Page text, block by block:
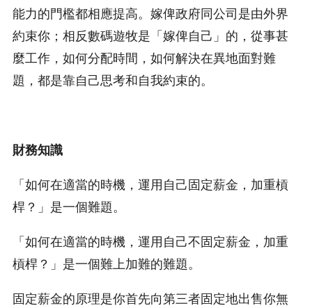
能力的門檻都相應提高。嫁俾政府同公司是由外界
約束你；相反數碼遊牧是「嫁俾自己」的，從事甚
麼工作，如何分配時間，如何解決在異地面對難
題，都是靠自己思考和自我約束的。
財務知識
「如何在適當的時機，運用自己固定薪金，加重槓
桿？」是一個難題。
「如何在適當的時機，運用自己不固定薪金，加重
槓桿？」是一個難上加難的難題。
固定薪金的原理是你首先向第三者固定地出售你無